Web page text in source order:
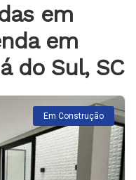
em
em
do Sul, SC
Em Construção